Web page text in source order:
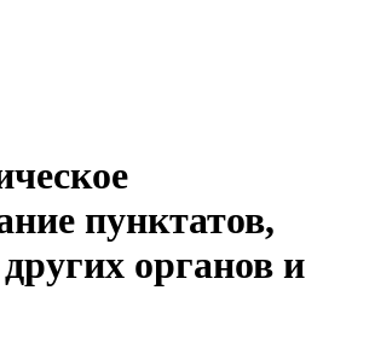
пунктатов,
органов и